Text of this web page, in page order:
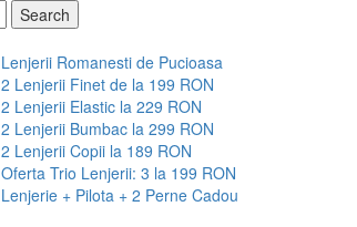
Search
Lenjerii Romanesti de Pucioasa
2 Lenjerii Finet de la 199 RON
2 Lenjerii Elastic la 229 RON
2 Lenjerii Bumbac la 299 RON
2 Lenjerii Copii la 189 RON
Oferta Trio Lenjerii: 3 la 199 RON
Lenjerie + Pilota + 2 Perne Cadou